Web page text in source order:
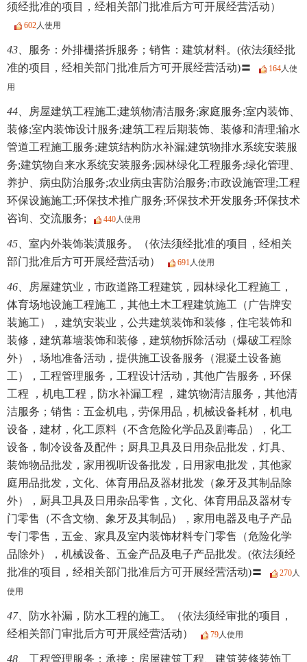
须经批准的项目，经相关部门批准后方可开展经营活动）
602人使用
43、
服务：外排栅搭拆服务；销售：建筑材料。(依法须经批
准的项目，经相关部门批准后方可开展经营活动)〓
164人使
用
44、
房屋建筑工程施工;建筑物清洁服务;家庭服务;室内装饰、
装修;室内装饰设计服务;建筑工程后期装饰、装修和清理;输水
管道工程施工服务;建筑结构防水补漏;建筑物排水系统安装服
务;建筑物自来水系统安装服务;园林绿化工程服务;绿化管理、
养护、病虫防治服务;农业病虫害防治服务;市政设施管理;工程
环保设施施工;环保技术推广服务;环保技术开发服务;环保技术
咨询、交流服务;
440人使用
45、 室内外装饰装潢服务。（依法须经批准的项目，经相关
部门批准后方可开展经营活动）
691人使用
46、
房屋建筑业，市政道路工程建筑，园林绿化工程施工，
体育场地设施工程施工，其他土木工程建筑施工（广告牌安
装施工），建筑安装业，公共建筑装饰和装修，住宅装饰和
装修，建筑幕墙装饰和装修，建筑物拆除活动（爆破工程除
外），场地准备活动，提供施工设备服务（混凝土设备施
工），工程管理服务，工程设计活动，其他广告服务，环保
工程 ，机电工程，防水补漏工程 ，建筑物清洁服务，其他清
洁服务；销售：五金机电，劳保用品，机械设备耗材，机电
设备，建材，化工原料（不含危险化学品及剧毒品），化工
设备，制冷设备及配件；厨具卫具及日用杂品批发，灯具、
装饰物品批发，家用视听设备批发，日用家电批发，其他家
庭用品批发，文化、体育用品及器材批发（象牙及其制品除
外），厨具卫具及日用杂品零售，文化、体育用品及器材专
门零售（不含文物、象牙及其制品），家用电器及电子产品
专门零售，五金、家具及室内装饰材料专门零售（危险化学
品除外），机械设备、五金产品及电子产品批发。(依法须经
批准的项目，经相关部门批准后方可开展经营活动)〓
270人
使用
47、
防水补漏，防水工程的施工。（依法须经审批的项目，
经相关部门审批后方可开展经营活动）
79人使用
48、 工程管理服务；承接：房屋建筑工程、建筑装修装饰工